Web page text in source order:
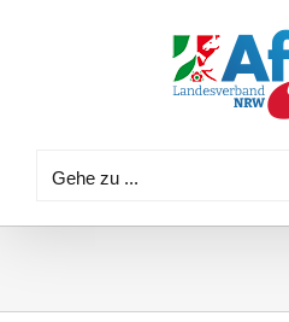
Gehe zu ...